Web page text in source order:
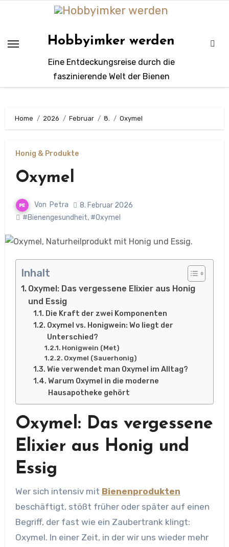
Hobbyimker werden
Eine Entdeckungsreise durch die
faszinierende Welt der Bienen
Home 2026 Februar 8. Oxymel
Honig & Produkte
Oxymel
Von Petra
8. Februar 2026
#Bienengesundheit, #Oxymel
Inhalt
Oxymel: Das vergessene Elixier aus Honig
und Essig
Die Kraft der zwei Komponenten
Oxymel vs. Honigwein: Wo liegt der
Unterschied?
Honigwein (Met)
Oxymel (Sauerhonig)
Wie verwendet man Oxymel im Alltag?
Warum Oxymel in die moderne
Hausapotheke gehört
Oxymel: Das vergessene
Elixier aus Honig und
Essig
Wer sich intensiv mit Bienenprodukten
beschäftigt, stößt früher oder später auf einen
Begriff, der fast wie ein Zaubertrank klingt:
Oxymel. In einer Zeit, in der wir uns wieder mehr